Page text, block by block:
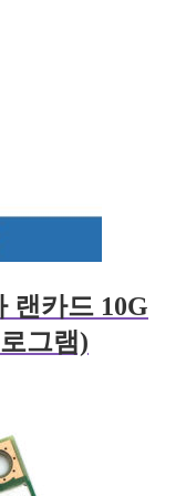
랜카드 10G
그램)